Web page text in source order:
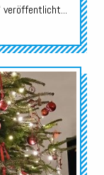
veröffentlicht...
Audio-
Player